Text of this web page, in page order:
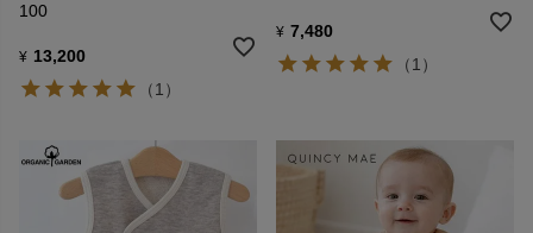
100
¥ 13,200
（1）
¥ 7,480
（1）